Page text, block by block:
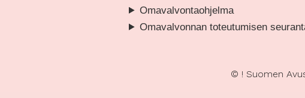
Omavalvontaohjelma
Omavalvonnan toteutumisen
© ! Suomen